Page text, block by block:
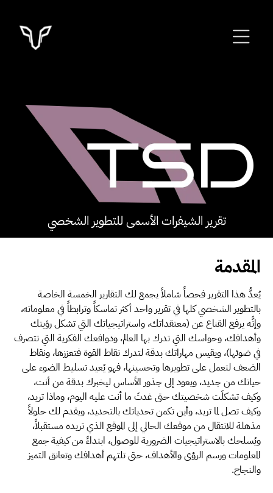
تقرير الشيفرات الأسمى للتطوير الشخصي
المقدمة
يُعدُّ هذا التقرير فحصاً شاملاً يجمع لك التقارير الخمسة الخاصة
بالتطوير الشخصي كلها في تقرير واحد أكثر تماسكاً وترابطاً في معلوماته،
وإنَّه يرفع القناع عن (معتقداتك، واستراتيجياتك التي تشكل رؤيتك
وأهدافك، وحواسك التي تدرك بها العالم، ودوافعك الفكرية التي تتصرف
في ضوئها)، ويقيس مهاراتك بدقة لتدرك نقاط القوة فتعززها، ونقاط
الضعف لتعمل على تطويرها وتحسينها، فهو يُعيد تسليط الضوء على
حياتك من جديد، ويعود إلى جذور الأساس ليخبرك بدقة من أنت،
وكيف تشكلَت شخصيتك حتى غدتَ ما أنت عليه اليوم، وماذا تريد،
وكيف تصل لما تريد، وأين تكمن تحدياتك بالتحديد، ويقدم لك حلولاً
مذهلة للانتقال من موقعك الحالي إلى الموقع الذي تريده مستقبلاً،
ويُسلحك بالاستراتيجيات الضرورية للوصول، ابتداءً من كيفية جمع
المعلومات ورسم الرؤى والأهداف، حتى تلتهم أهدافك وتعانق التميز
والنجاح.